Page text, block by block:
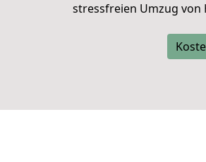
stressfreien Umzug von